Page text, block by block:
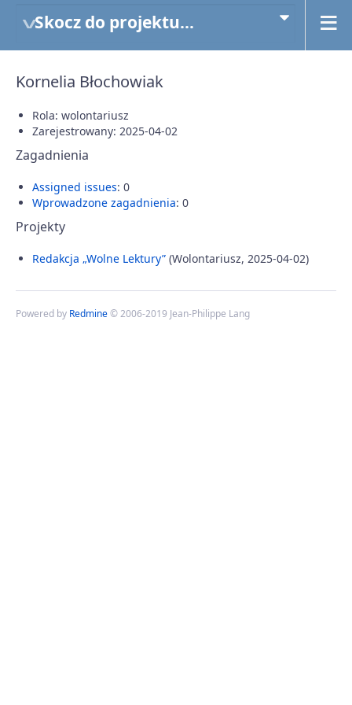
Skocz do projektu...
Kornelia Błochowiak
Rola: wolontariusz
Zarejestrowany: 2025-04-02
Zagadnienia
Assigned issues: 0
Wprowadzone zagadnienia: 0
Projekty
Redakcja „Wolne Lektury” (Wolontariusz, 2025-04-02)
Powered by Redmine© 2006-2019 Jean-Philippe Lang